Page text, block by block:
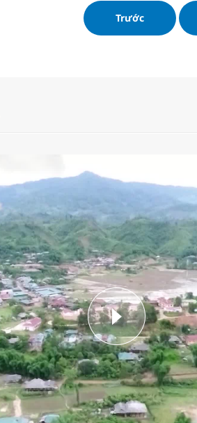
Trước